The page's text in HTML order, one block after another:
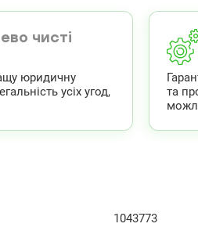
води, автономною
протипожежної безпеки.
система управління
сервіс та цілодобова
Наталия
чисті
юридичну
усіх угод,
та
1043773